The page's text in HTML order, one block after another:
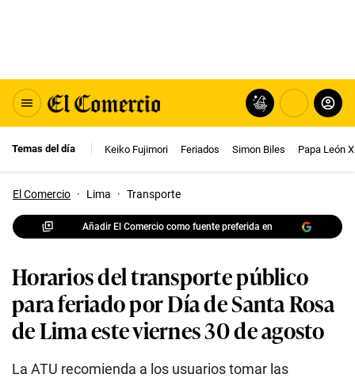
Temas del día Keiko Fujimori Feriados Simon Biles Papa León
El Comercio · Lima · Transporte
Añadir El Comercio como fuente preferida en
Horarios del transporte público
para feriado por Día de Santa Rosa
de Lima este viernes 30 de agosto
La ATU recomienda a los usuarios tomar las